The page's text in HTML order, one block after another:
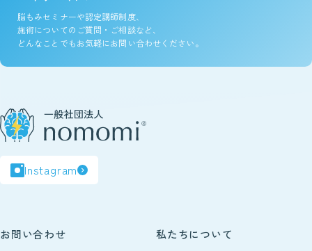
脳もみセミナーや認定講師制度、
施術についてのご質問・ご相談など、
どんなことでもお気軽にお問い合わせください。
Instagram
私たちについて
お問い合わせ